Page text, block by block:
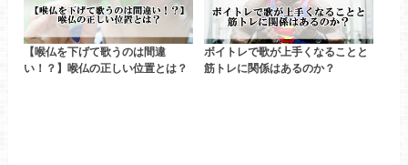
【喉仏を下げて歌うのは間違
い！？】喉仏の正しい位置とは？
ボイトレで歌が上手くなることと
筋トレに関係はあるのか？